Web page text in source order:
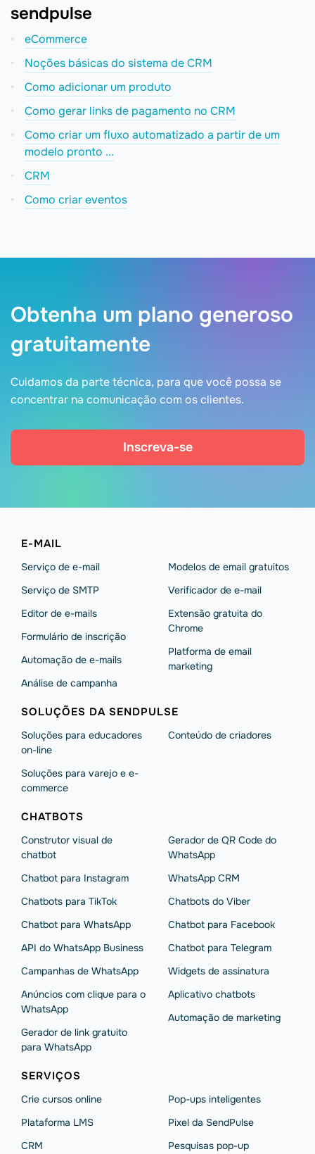
sendpulse
eCommerce
Noções básicas do sistema de CRM
Como adicionar um produto
Como gerar links de pagamento no CRM
Como criar um fluxo automatizado a partir de um
modelo pronto ...
CRM
Como criar eventos
Obtenha um plano generoso
gratuitamente
Cuidamos da parte técnica, para que você possa se
concentrar na comunicação com os clientes.
Inscreva-se
E-MAIL
Serviço de e-mail
Serviço de SMTP
Editor de e-mails
Formulário de inscrição
Automação de e-mails
Análise de campanha
Modelos de email gratuitos
Verificador de e-mail
Extensão gratuita do
Chrome
Platforma de email
marketing
SOLUÇÕES DA SENDPULSE
Soluções para educadores
on-line
Soluções para varejo e e-
commerce
Conteúdo de criadores
CHATBOTS
Construtor visual de
chatbot
Chatbot para Instagram
Chatbots para TikTok
Chatbot para WhatsApp
API do WhatsApp Business
Campanhas de WhatsApp
Anúncios com clique para o
WhatsApp
Gerador de link gratuito
para WhatsApp
Gerador de QR Code do
WhatsApp
WhatsApp CRM
Chatbots do Viber
Chatbot para Facebook
Chatbot para Telegram
Widgets de assinatura
Aplicativo chatbots
Automação de marketing
SERVIÇOS
Crie cursos online
Plataforma LMS
CRM
Pop-ups inteligentes
Pixel da SendPulse
Pesquisas pop-up